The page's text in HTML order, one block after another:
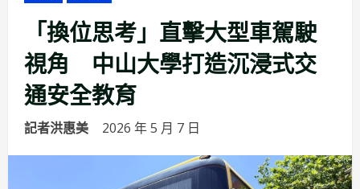
「換位思考」直擊大型車駕駛
視角 中山大學打造沉浸式交
通安全教育
記者洪惠美 2026 年 5 月 7 日